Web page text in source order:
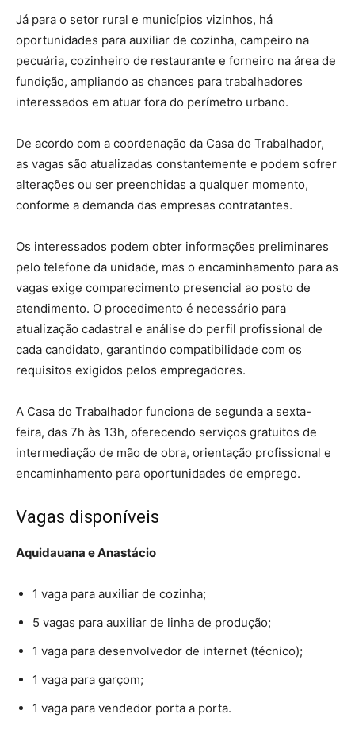
Já para o setor rural e municípios vizinhos, há
oportunidades para auxiliar de cozinha, campeiro na
pecuária, cozinheiro de restaurante e forneiro na área de
fundição, ampliando as chances para trabalhadores
interessados em atuar fora do perímetro urbano.
De acordo com a coordenação da Casa do Trabalhador,
as vagas são atualizadas constantemente e podem sofrer
alterações ou ser preenchidas a qualquer momento,
conforme a demanda das empresas contratantes.
Os interessados podem obter informações preliminares
pelo telefone da unidade, mas o encaminhamento para as
vagas exige comparecimento presencial ao posto de
atendimento. O procedimento é necessário para
atualização cadastral e análise do perfil profissional de
cada candidato, garantindo compatibilidade com os
requisitos exigidos pelos empregadores.
A Casa do Trabalhador funciona de segunda a sexta-
feira, das 7h às 13h, oferecendo serviços gratuitos de
intermediação de mão de obra, orientação profissional e
encaminhamento para oportunidades de emprego.
Vagas disponíveis
Aquidauana e Anastácio
1 vaga para auxiliar de cozinha;
5 vagas para auxiliar de linha de produção;
1 vaga para desenvolvedor de internet (técnico);
1 vaga para garçom;
1 vaga para vendedor porta a porta.